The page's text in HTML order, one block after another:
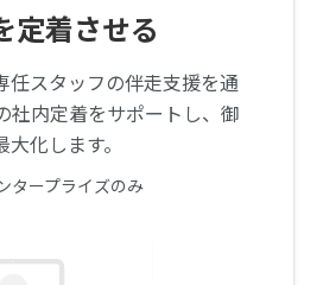
定着させる
任スタッフの伴走支援を通
社内定着をサポートし、御
化します。
タープライズのみ